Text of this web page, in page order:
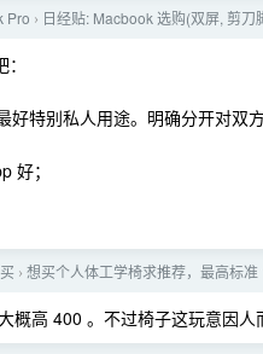
Pro › 日经贴: Macbook 选购(双屏, 剪
特别私人用途。明确分开对双方
好；
› 想买个人体工学椅求推荐，最高标准
概高 400 。不过椅子这玩意因